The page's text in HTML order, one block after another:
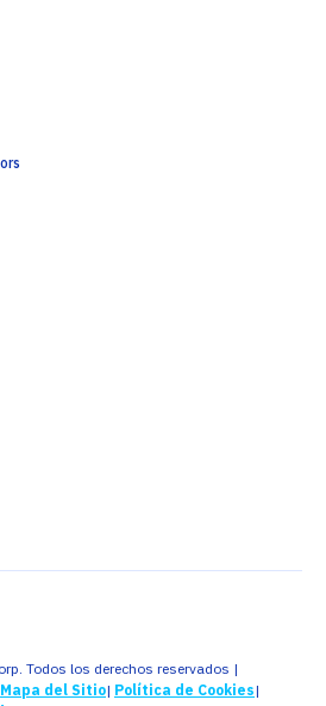
Todos los derechos reservados |
Mapa del Sitio| Política de Cookies|